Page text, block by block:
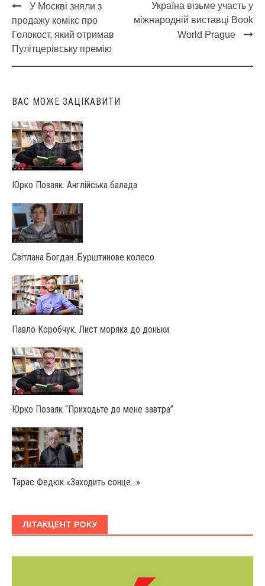
Post
navigation
У Москві зняли з
продажу комікс про
Голокост, який отримав
Пулітцерівську премію
Україна візьме участь у
міжнародній виставці Book
World Prague
ВАС МОЖЕ ЗАЦІКАВИТИ
Юрко Позаяк. Англійська балада
Світлана Богдан. Бурштинове колесо
Павло Коробчук. Лист моряка до доньки
Юрко Позаяк “Приходьте до мене завтра”
Тарас Федюк «Заходить сонце…»
ЛІТАКЦЕНТ РОКУ